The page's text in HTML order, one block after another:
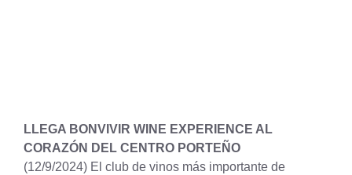
LLEGA BONVIVIR WINE EXPERIENCE AL
CORAZÓN DEL CENTRO PORTEÑO
(12/9/2024) El club de vinos más importante de